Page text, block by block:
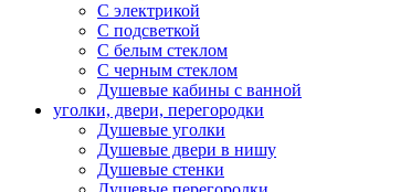
С электрикой
С подсветкой
С белым стеклом
С черным стеклом
Душевые кабины с ванной
уголки, двери, перегородки
Душевые уголки
Душевые двери в нишу
Душевые стенки